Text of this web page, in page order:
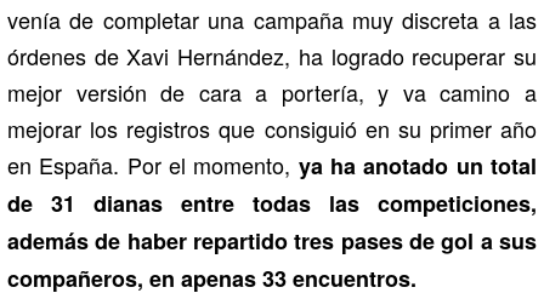
venía de completar una campaña muy discreta a las
órdenes de Xavi Hernández, ha logrado recuperar su
mejor versión de cara a portería, y va camino a
mejorar los registros que consiguió en su primer año
en España. Por el momento, ya ha anotado un total
de 31 dianas entre todas las competiciones,
además de haber repartido tres pases de gol a sus
compañeros, en apenas 33 encuentros.